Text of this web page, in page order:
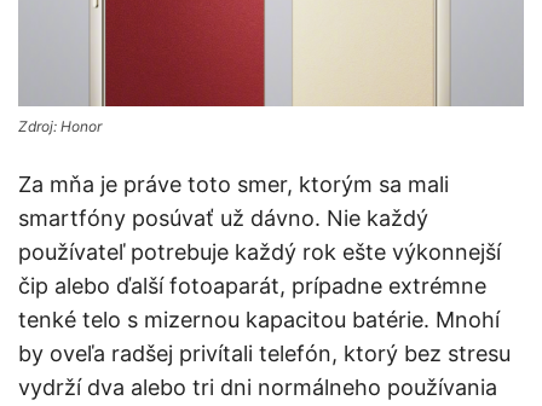
Zdroj: Honor
Za mňa je práve toto smer, ktorým sa mali
smartfóny posúvať už dávno. Nie každý
používateľ potrebuje každý rok ešte výkonnejší
čip alebo ďalší fotoaparát, prípadne extrémne
tenké telo s mizernou kapacitou batérie. Mnohí
by oveľa radšej privítali telefón, ktorý bez stresu
vydrží dva alebo tri dni normálneho používania